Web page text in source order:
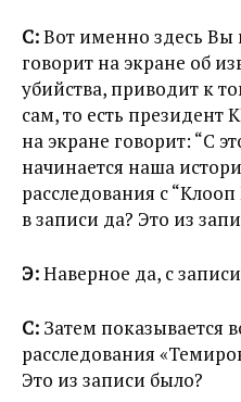
С:Вот именно здесь Вы
говорит на экране об
убийства, приводит к
сам, то есть президент
на экране говорит: “С
начинается наша
расследования с
в записи да? Это из
Э:Наверное да, с
С: Затем показывается
расследования
Это из записи было?